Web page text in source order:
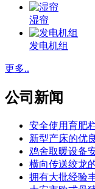
湿帘
发电机组
更多..
公司新闻
安全使用育肥
新型产床的优
鸡舍取暖设备
横向传送绞龙
拥有大批经验